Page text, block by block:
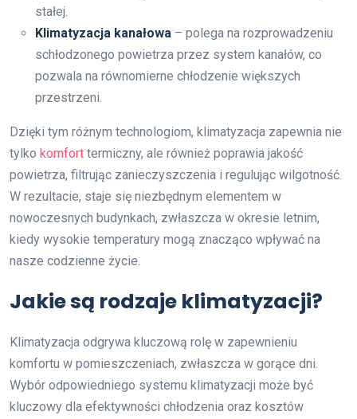
stałej.
Klimatyzacja kanałowa – polega na rozprowadzeniu
schłodzonego powietrza przez system kanałów, co
pozwala na równomierne chłodzenie większych
przestrzeni.
Dzięki tym różnym technologiom, klimatyzacja zapewnia nie
tylko komfort termiczny, ale również poprawia jakość
powietrza, filtrując zanieczyszczenia i regulując wilgotność.
W rezultacie, staje się niezbędnym elementem w
nowoczesnych budynkach, zwłaszcza w okresie letnim,
kiedy wysokie temperatury mogą znacząco wpływać na
nasze codzienne życie.
Jakie są rodzaje klimatyzacji?
Klimatyzacja odgrywa kluczową rolę w zapewnieniu
komfortu w pomieszczeniach, zwłaszcza w gorące dni.
Wybór odpowiedniego systemu klimatyzacji może być
kluczowy dla efektywności chłodzenia oraz kosztów